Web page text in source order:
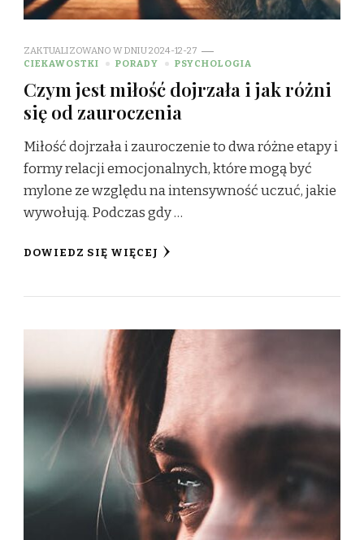
ZAKTUALIZOWANO W DNIU2024-12-27
CIEKAWOSTKI
PORADY PSYCHOLOGIA
Czym jest miłość dojrzała i jak różni
się od zauroczenia
Miłość dojrzała i zauroczenie to dwa różne etapy i
formy relacji emocjonalnych, które mogą być
mylone ze względu na intensywność uczuć, jakie
wywołują. Podczas gdy …
DOWIEDZ SIĘ WIĘCEJ